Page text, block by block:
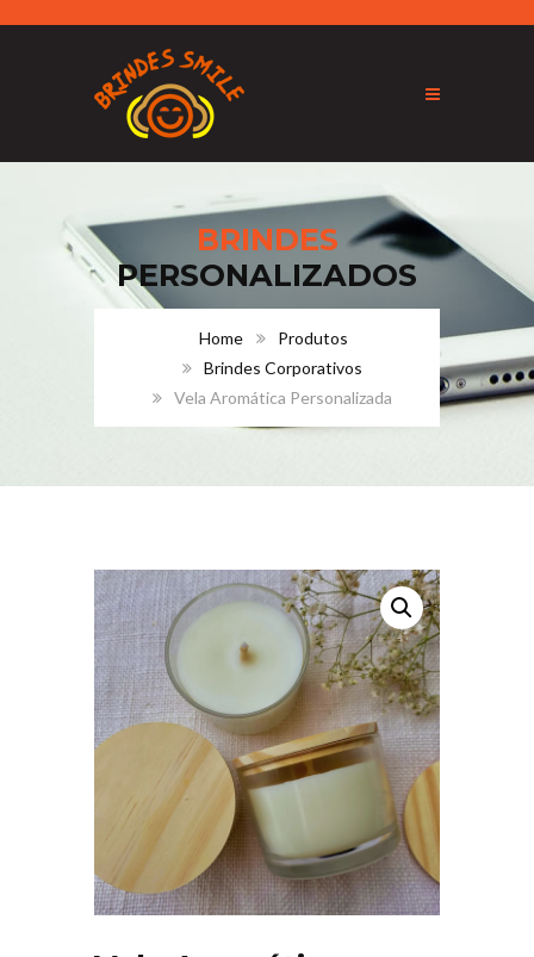
BRINDES
PERSONALIZADOS
Home
Produtos
Brindes Corporativos
Vela Aromática Personalizada